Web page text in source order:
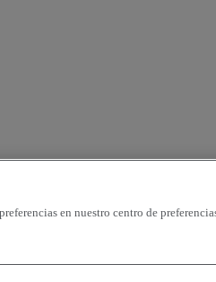
en nuestro centro de